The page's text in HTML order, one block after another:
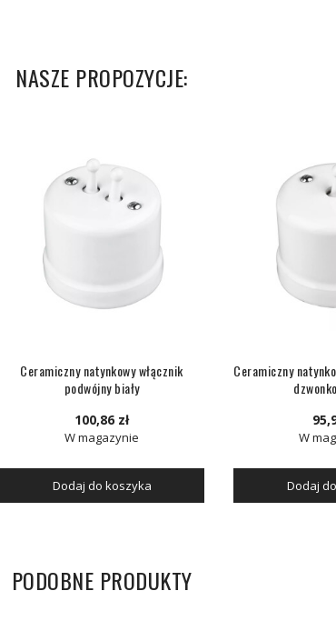
NASZE PROPOZYCJE:
Ceramiczny natynkowy włącznik
podwójny biały
100,86 zł
W magazynie
Dodaj do koszyka
Ceramiczny
W
Dodaj
PODOBNE PRODUKTY